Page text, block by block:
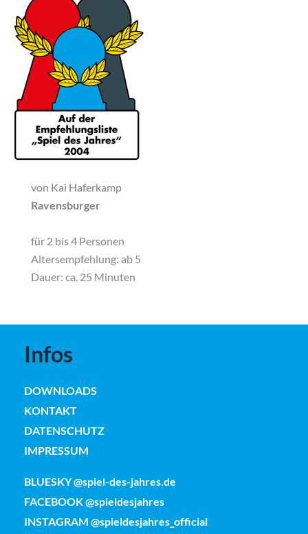
von Kai Haferkamp
Ravensburger
für 2 bis 4 Personen
Altersempfehlung: ab 5
Dauer: ca. 25 Minuten
Infos
DOWNLOADS
KONTAKT
DATENSCHUTZ
IMPRESSUM
BLUESKY @spiel-des-jahres.de
FACEBOOK @spieldesjahres
INSTAGRAM @spieldesjahres_official